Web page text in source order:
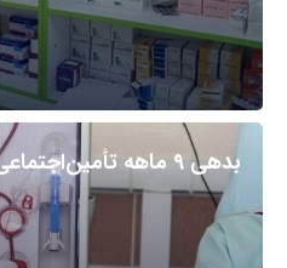
بدهی ۹ ماهه تأمین‌اجتماعی به مراکز دیالیز